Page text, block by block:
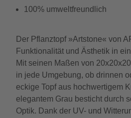
100% umweltfreundlich
Der Pflanztopf »Artstone« von
Funktionalität und Ästhetik in
Mit seinen Maßen von
in jede Umgebung, ob drinnen
eckige Topf aus hochwertigem
elegantem Grau besticht durch
Optik. Dank der UV- und